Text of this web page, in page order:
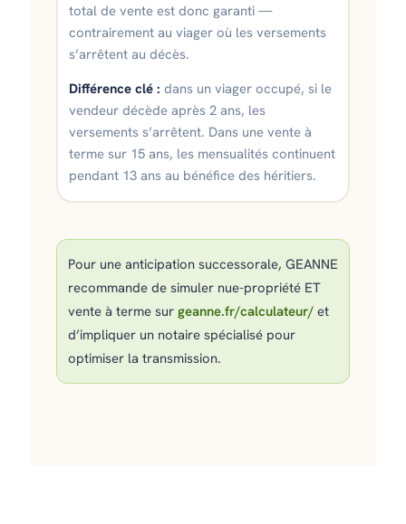
total de vente est donc garanti —
contrairement au viager où les versements
s’arrêtent au décès.
Différence clé : dans un viager occupé, si le
vendeur décède après 2 ans, les
versements s’arrêtent. Dans une vente à
terme sur 15 ans, les mensualités continuent
pendant 13 ans au bénéfice des héritiers.
Pour une anticipation successorale, GEANNE
recommande de simuler nue-propriété ET
vente à terme sur geanne.fr/calculateur/ et
d’impliquer un notaire spécialisé pour
optimiser la transmission.